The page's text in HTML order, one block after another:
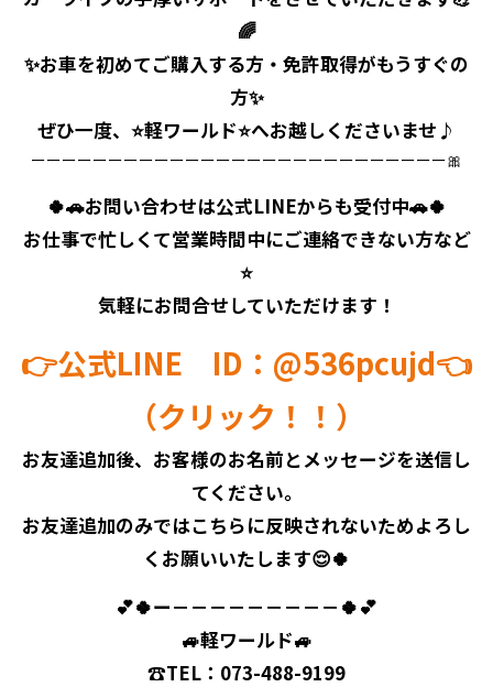
🌈
⁡✨お車を初めてご購入する方・免許取得がもうすぐの
方✨
⁡ぜひ一度、⭐軽ワールド⭐へお越しくださいませ♪
ーーーーーーーーーーーーーーーーーーーーーーーーーーー🎀
🍀🚗お問い合わせは公式LINEからも受付中🚗🍀
お仕事で忙しくて営業時間中にご連絡できない方など
⭐
気軽にお問合せしていただけます！
👉公式LINE ID：@536pcujd👈
（クリック！！）
お友達追加後、お客様のお名前とメッセージを送信し
てください。
お友達追加のみではこちらに反映されないためよろし
くお願いいたします😌🍀
💕🍀ー－－－－－－－－－🍀💕
🚙軽ワールド🚙
☎TEL：073-488-9199